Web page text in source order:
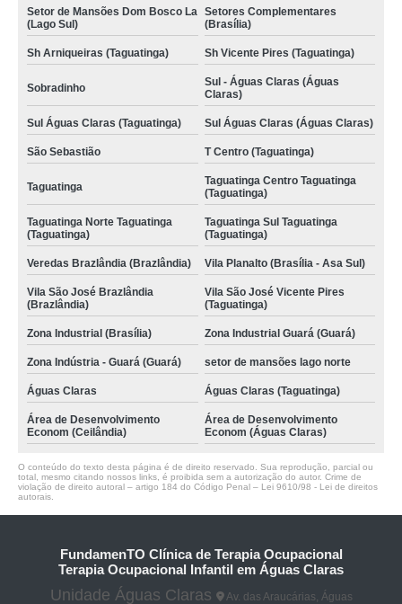
Setor de Mansões Dom Bosco La
(Lago Sul)
Setores Complementares
(Brasília)
Sh Arniqueiras (Taguatinga) Sh Vicente Pires (Taguatinga)
Sobradinho
Sul - Águas Claras (Águas
Claras)
Sul Águas Claras (Taguatinga) Sul Águas Claras (Águas Claras)
São Sebastião T Centro (Taguatinga)
Taguatinga
Taguatinga Centro Taguatinga
(Taguatinga)
Taguatinga Norte Taguatinga
(Taguatinga)
Taguatinga Sul Taguatinga
(Taguatinga)
Veredas Brazlândia (Brazlândia) Vila Planalto (Brasília - Asa Sul)
Vila São José Brazlândia
(Brazlândia)
Vila São José Vicente Pires
(Taguatinga)
Zona Industrial (Brasília) Zona Industrial Guará (Guará)
Zona Indústria - Guará (Guará) setor de mansões lago norte
Águas Claras Águas Claras (Taguatinga)
Área de Desenvolvimento
Econom (Ceilândia)
Área de Desenvolvimento
Econom (Águas Claras)
O conteúdo do texto desta página é de direito reservado. Sua reprodução, parcial ou
total, mesmo citando nossos links, é proibida sem a autorização do autor. Crime de
violação de direito autoral – artigo 184 do Código Penal – Lei 9610/98 - Lei de direitos
autorais
FundamenTO Clínica de Terapia Ocupacional
Terapia Ocupacional Infantil em Águas Claras
Unidade Águas Claras
Av. das Araucárias, Águas